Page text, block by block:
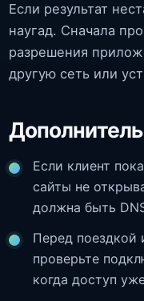
Если результат
наугад. Сначала
разрешения
другую сеть или
Если клиент
сайты не
должна быть
Перед
проверьте
когда доступ